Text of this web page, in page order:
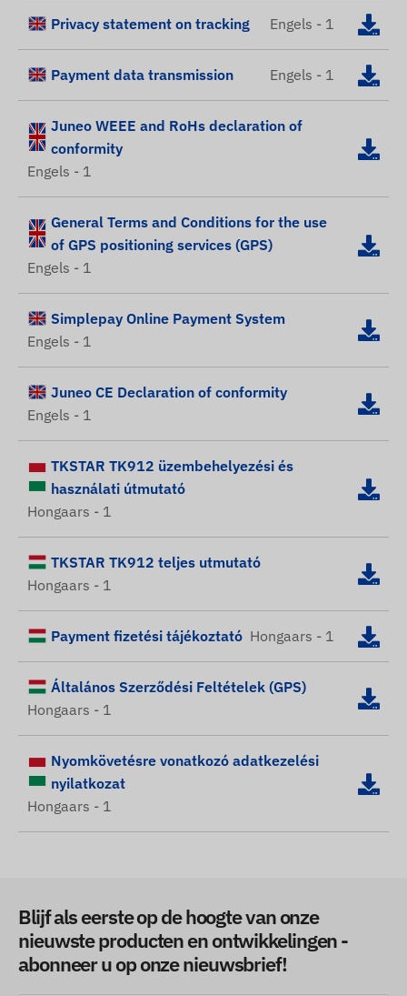
Privacy statement on tracking Engels - 1
Payment data transmission Engels - 1
Juneo WEEE and RoHs declaration of
conformity
Engels - 1
General Terms and Conditions for the use
of GPS positioning services (GPS)
Engels - 1
Simplepay Online Payment System
Engels - 1
Juneo CE Declaration of conformity
Engels - 1
TKSTAR TK912 üzembehelyezési és
használati útmutató
Hongaars - 1
TKSTAR TK912 teljes utmutató
Hongaars - 1
Payment fizetési tájékoztató Hongaars - 1
Általános Szerződési Feltételek (GPS)
Hongaars - 1
Nyomkövetésre vonatkozó adatkezelési
nyilatkozat
Hongaars - 1
Blijf als eerste op de hoogte van onze
nieuwste producten en ontwikkelingen -
abonneer u op onze nieuwsbrief!